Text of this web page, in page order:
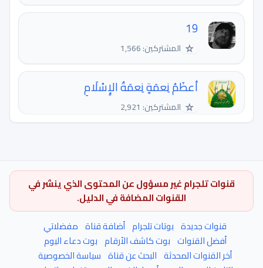
19
☆ المشتركين: 1,566
أعظَمُ نِعمَةٍ نِعمَةُ الإِسْلَامِ
☆ المشتركين: 2,921
قنوات تلجرام غير مسؤول عن المحتوى الذي ينشر في
القنوات المضافة في الدليل.
قنوات جديدة بوتات تلجرام أضافة قناة مفضلاتي
أفضل القنوات بوت كاشف الأرقام بوت دعاء اليوم
أخر القنوات المحدثة البحث عن قناة سياسة الخصوصية